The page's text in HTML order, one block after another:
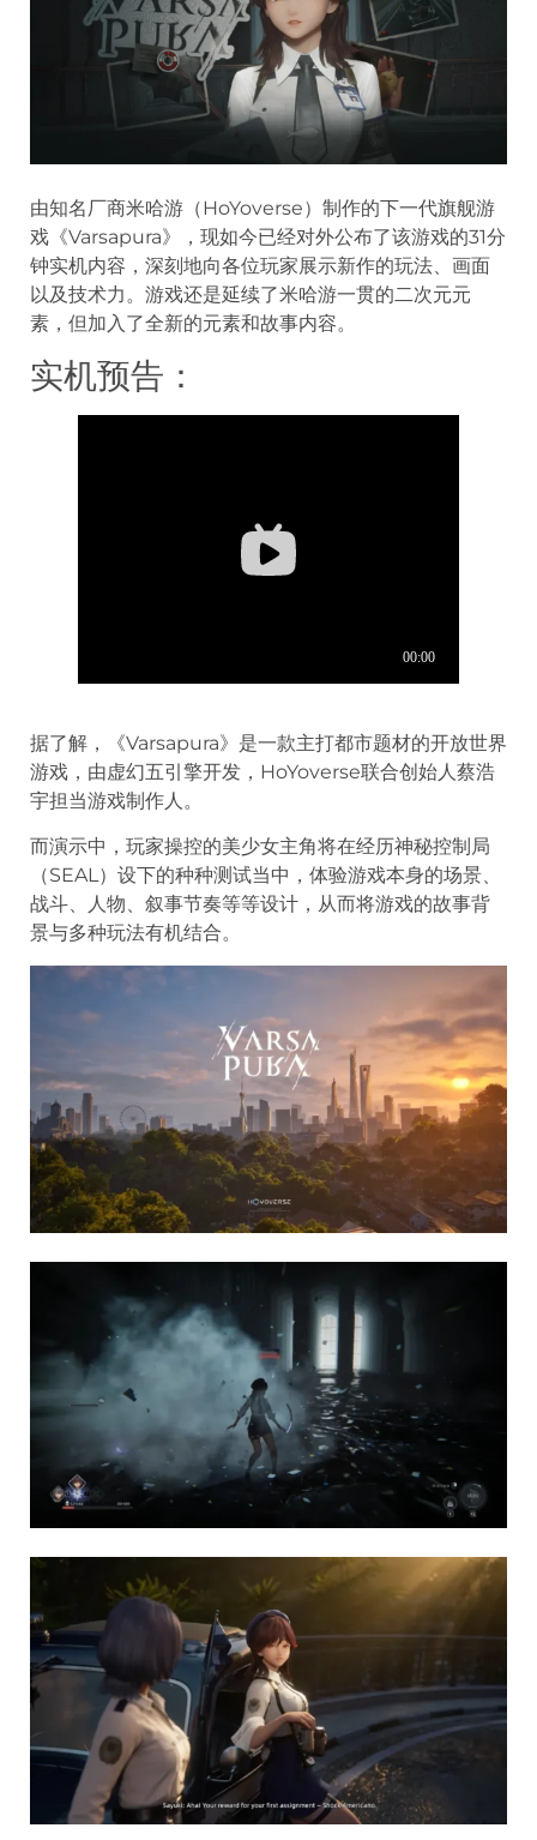
由知名厂商米哈游（HoYoverse）制作的下一代旗舰游
戏《Varsapura》，现如今已经对外公布了该游戏的31分
钟实机内容，深刻地向各位玩家展示新作的玩法、画面
以及技术力。游戏还是延续了米哈游一贯的二次元元
素，但加入了全新的元素和故事内容。
实机预告：
据了解，《Varsapura》是一款主打都市题材的开放世界
游戏，由虚幻五引擎开发，HoYoverse联合创始人蔡浩
宇担当游戏制作人。
而演示中，玩家操控的美少女主角将在经历神秘控制局
（SEAL）设下的种种测试当中，体验游戏本身的场景、
战斗、人物、叙事节奏等等设计，从而将游戏的故事背
景与多种玩法有机结合。